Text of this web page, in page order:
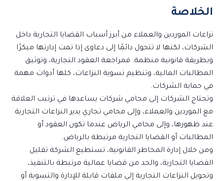
الخلاصة
نزاعات الموردين والعملاء من أبرز أسباب القضايا التجارية داخل
الشركات، لكنها لا تتحول دائمًا إلى دعاوى إذا تمت إدارتها مبكرًا
وبطريقة قانونية منظمة. فمراجعة العقود التجارية، وتوثيق
المطالبات المالية، وتنظيم تسوية النزاعات، كلها أدوات مهمة
في حماية الشركات.
وتحتاج الشركات إلى محامي شركات يساعدها في ترتيب العلاقة
مع الموردين والعملاء، وإلى محامي تجاري يدير النزاعات التجارية
عند ظهورها، وإلى محامي الرياض عندما تكون العقود أو
المطالبات أو القضايا التجارية مرتبطة بالرياض.
ومن خلال إدارة المخاطر القانونية، تستطيع الشركة تقليل
القضايا التجارية، والحد من قضايا عمالية مرتبطة بالتنفيذ،
وتحويل النزاعات التجارية إلى ملفات قابلة للإدارة والتسوية أو